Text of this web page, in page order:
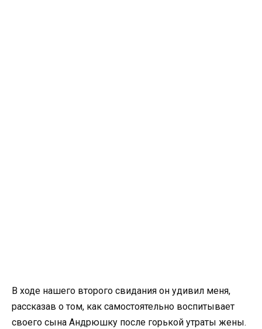
В ходе нашего второго свидания он удивил меня,
рассказав о том, как самостоятельно воспитывает
своего сына Андрюшку после горькой утраты жены.